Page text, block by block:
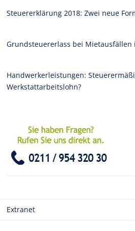
Steuererklärung 2018: Zwei neue
Grundsteuererlass bei Mietausfällen
Handwerkerleistungen:
Werkstattarbeitslohn?
Extranet